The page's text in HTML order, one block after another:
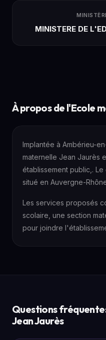
MINISTERE DE
À propos de l'Ecole
Implantée à Ambérieu-
maternelle Jean Jaurès
établissement public,.
situé en Auvergne-
Les services proposés
scolaire, une section
pour joindre
Questions
Jean Jaurès